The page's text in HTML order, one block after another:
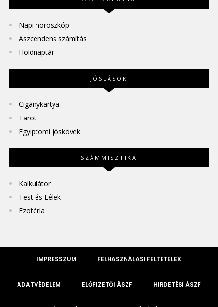
Napi horoszkóp
Aszcendens számítás
Holdnaptár
JÓSLÁSOK
Cigánykártya
Tarot
Egyiptomi jóskövek
SZÁMMISZTIKA
Kalkulátor
Test és Lélek
Ezotéria
IMPRESSZUM FELHASZNÁLÁSI FELTÉTELEK
ADATVÉDELEM ELŐFIZETŐI ÁSZF HIRDETÉSI ÁSZF